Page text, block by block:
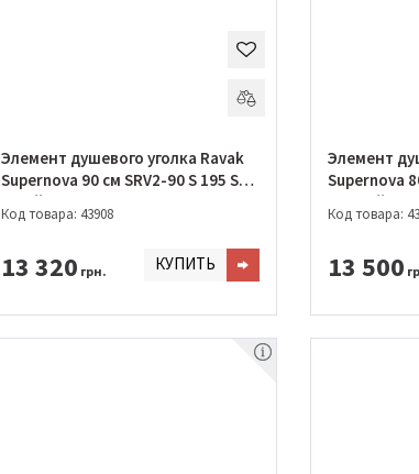
Элемент душевого уголка Ravak
Supernova 90 см SRV2-90 S 195 S
Білий + GRAPE
Код товара: 43908
13 320 грн. КУПИТЬ
Элемент
Supernova
Чорний +
Код товара:
13 500